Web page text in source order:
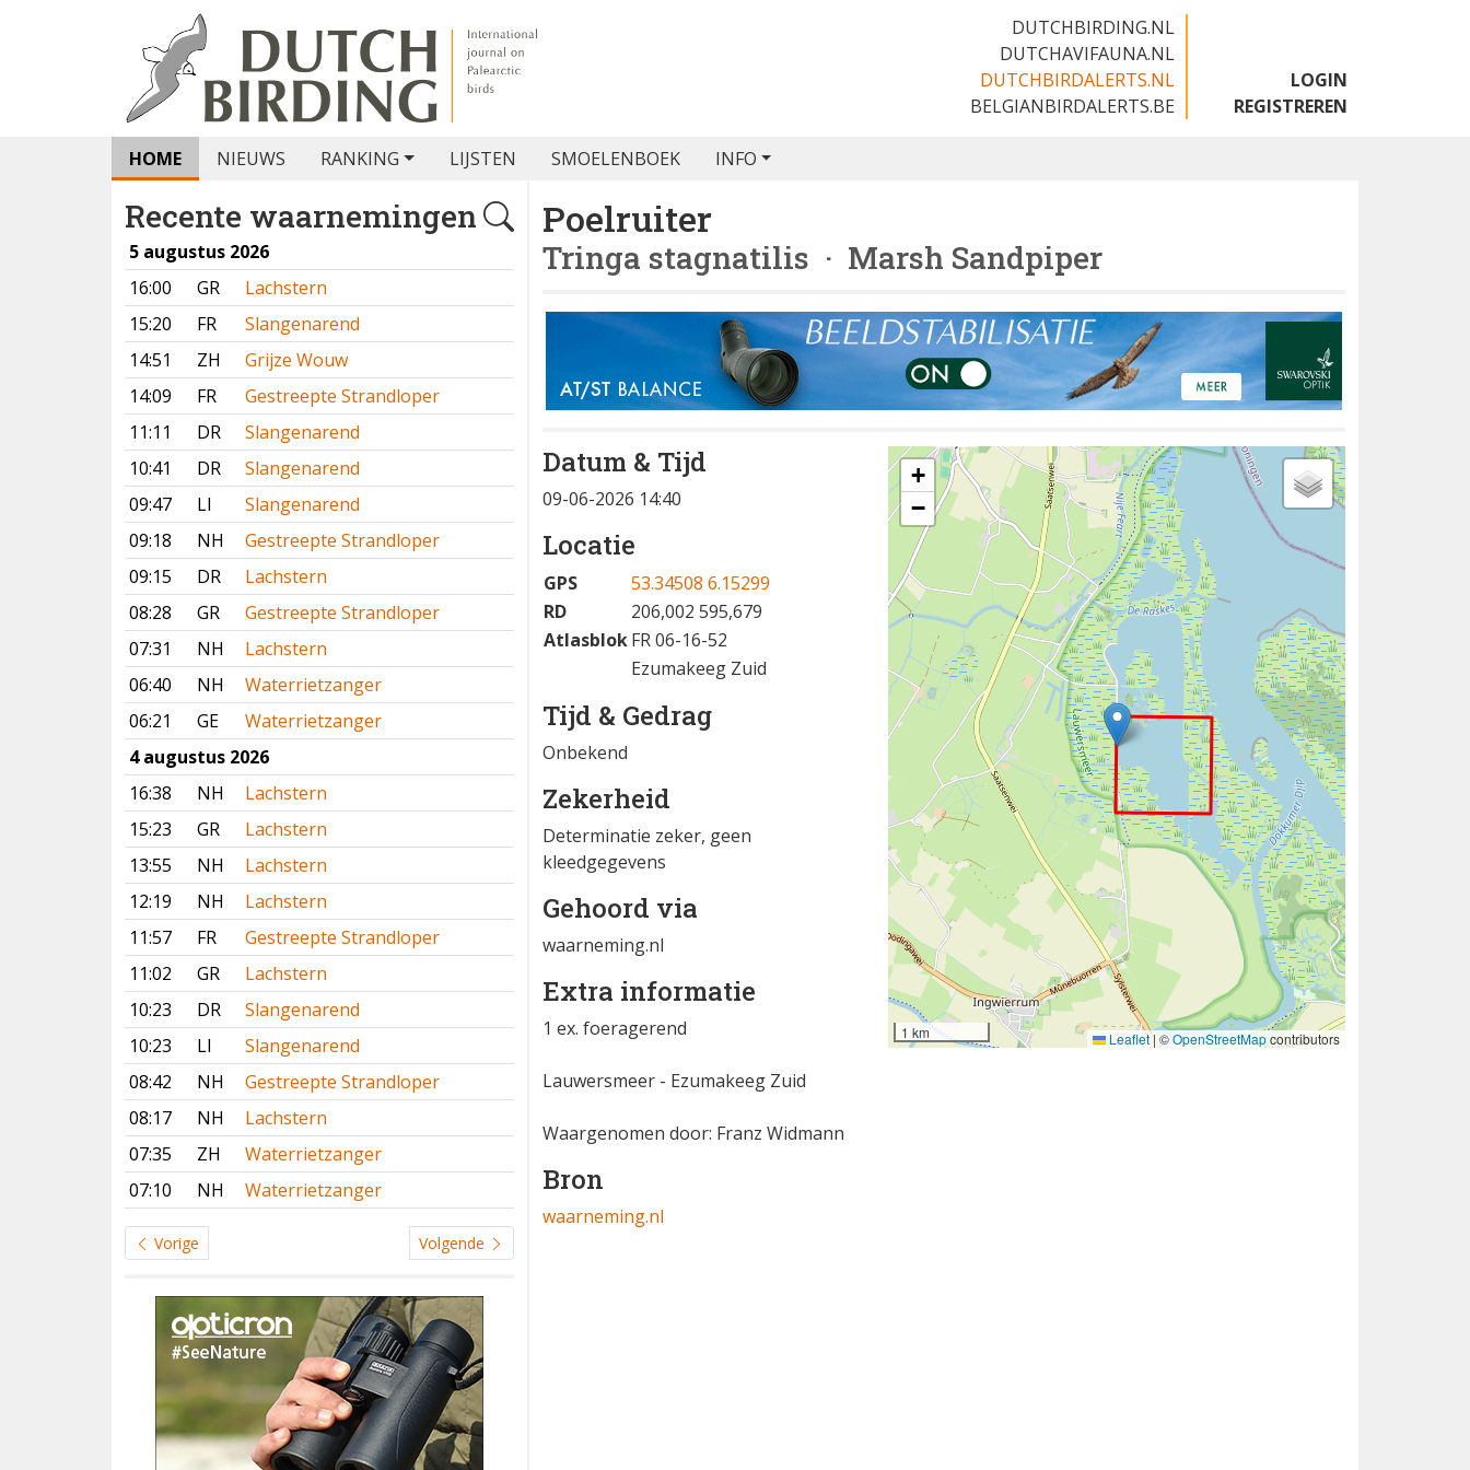
DUTCHBIRDING.NL
DUTCHAVIFAUNA.NL
DUTCHBIRDALERTS.NL
BELGIANBIRDALERTS.BE
LOGIN
REGISTREREN
HOME NIEUWS RANKING LIJSTEN SMOELENBOEK INFO
Recente waarnemingen
5 augustus 2026
16:00
GR
Lachstern
15:20
FR
Slangenarend
14:51
ZH
Grijze Wouw
14:09
FR
Gestreepte Strandloper
11:11
DR
Slangenarend
10:41
DR
Slangenarend
09:47
LI
Slangenarend
09:18
NH
Gestreepte Strandloper
09:15
DR
Lachstern
08:28
GR
Gestreepte Strandloper
07:31
NH
Lachstern
06:40
NH
Waterrietzanger
06:21
GE
Waterrietzanger
4 augustus 2026
16:38
NH
Lachstern
15:23
GR
Lachstern
13:55
NH
Lachstern
12:19
NH
Lachstern
11:57
FR
Gestreepte Strandloper
11:02
GR
Lachstern
10:23
DR
Slangenarend
10:23
LI
Slangenarend
08:42
NH
Gestreepte Strandloper
08:17
NH
Lachstern
07:35
ZH
Waterrietzanger
07:10
NH Waterrietzanger
Vorige Volgende
Poelruiter
Tringa stagnatilis · Marsh Sandpiper
Datum & Tijd
09-06-2026 14:40
Locatie
GPS
53.34508 6.15299
RD
206,002 595,679
AtlasblokFR 06-16-52
Ezumakeeg Zuid
Tijd & Gedrag
Onbekend
Zekerheid
Determinatie zeker, geen
kleedgegevens
Gehoord via
waarneming.nl
Extra informatie
1 ex. foeragerend
Lauwersmeer - Ezumakeeg Zuid
Waargenomen door: Franz Widmann
Bron
waarneming.nl
+
−
1 km Leaflet|©OpenStreetMapcontributors